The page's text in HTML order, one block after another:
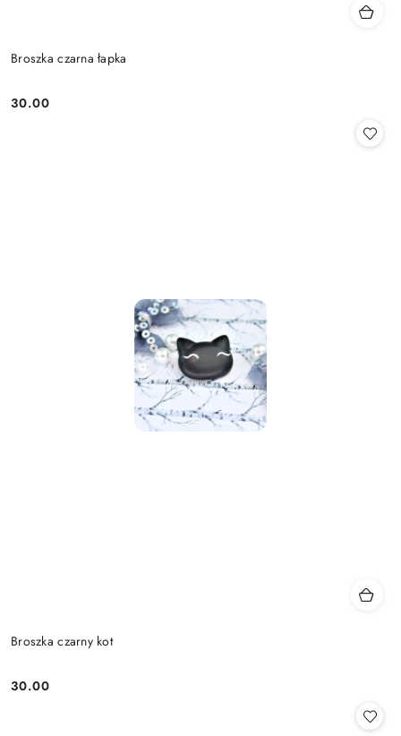
Broszka czarna łapka
Cena:
30.00
Broszka czarny kot
Cena:
30.00